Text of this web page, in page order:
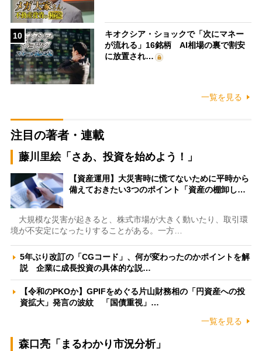
10
キオクシア・ショックで「次にマネー
が流れる」16銘柄 AI相場の裏で割安
に放置され…
一覧を見る
注目の著者・連載
藤川里絵「さあ、投資を始めよう！」
【資産運用】大災害時に慌てないために平時から
備えておきたい3つのポイント「資産の棚卸し…
大規模な災害が起きると、株式市場が大きく動いたり、取引環
境が不安定になったりすることがある。一方…
5年ぶり改訂の「CGコード」、何が変わったのかポイントを解
説 企業に成長投資の具体的な説…
【令和のPKOか】GPIFをめぐる片山財務相の「円資産への投
資拡大」発言の波紋 「国債重視」…
一覧を見る
森口亮「まるわかり市況分析」